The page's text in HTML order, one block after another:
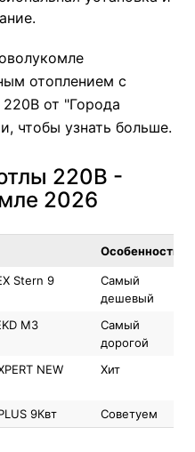
отоплением с
от "Города
чтобы узнать больше.
220В -
2026
Особенность
Stern 9
Самый
дешевый
M3
Самый
дорогой
NEW
Хит
9Квт Советуем